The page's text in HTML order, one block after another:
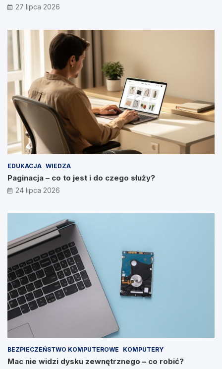
27 lipca 2026
EDUKACJA WIEDZA
Paginacja – co to jest i do czego służy?
24 lipca 2026
BEZPIECZEŃSTWO KOMPUTEROWE KOMPUTERY
Mac nie widzi dysku zewnętrznego – co robić?